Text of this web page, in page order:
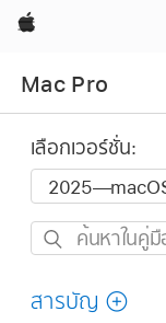
Apple
Mac Pro
เลือกเวอร์ชั่น:
ค้นหา
คู่มือ
สารบัญ